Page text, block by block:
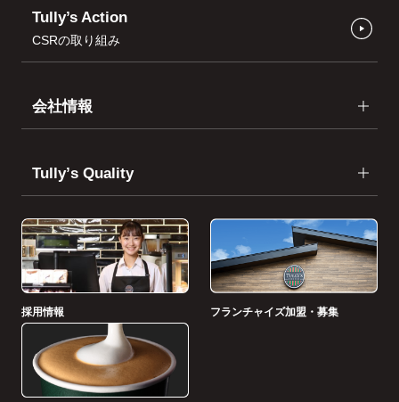
Tully’s Action
CSRの取り組み
会社情報
Tullyʼs Quality
採用情報 フランチャイズ加盟・募集